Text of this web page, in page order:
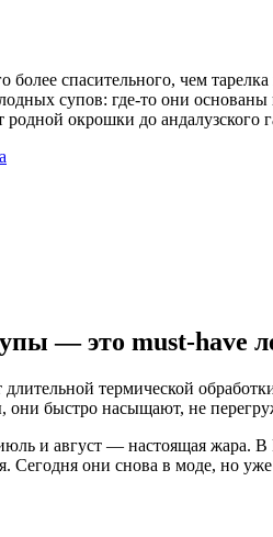
более спасительного, чем
супов: где-то они
окрошки до андалузского
— это must-have
термической
быстро насыщают, не
и август — настоящая жара.
они снова в моде, но